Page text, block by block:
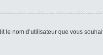
le nom d’utilisateur que vous